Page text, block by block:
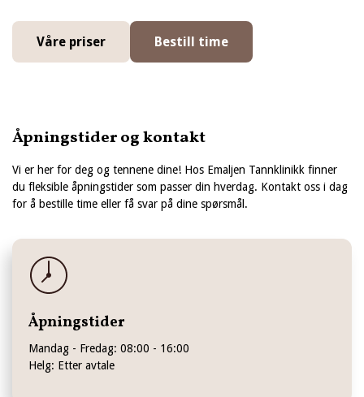
Våre priser Bestill time
Åpningstider og kontakt
Vi er her for deg og tennene dine! Hos Emaljen Tannklinikk finner
du fleksible åpningstider som passer din hverdag. Kontakt oss i dag
for å bestille time eller få svar på dine spørsmål.
Åpningstider
Mandag - Fredag: 08:00 - 16:00
Helg: Etter avtale